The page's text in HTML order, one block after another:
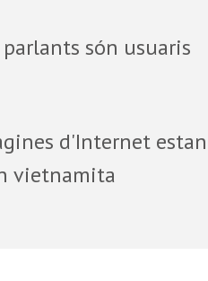
són usuaris
d'Internet estan
vietnamita